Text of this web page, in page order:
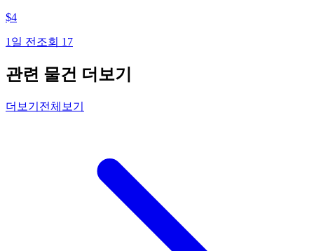
$4
1일 전 조회 17
관련 물건 더보기
더보기 전체보기